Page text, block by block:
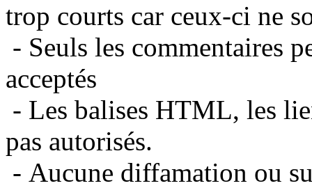
trop courts car ceux-ci ne
- Seuls les commentaires
acceptés
- Les balises HTML, les
pas autorisés.
- Aucune diffamation ou